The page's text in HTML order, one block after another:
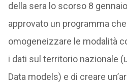
della sera lo scorso 8
approvato un programma
omogeneizzare le modalità
i dati sul territorio nazionale
Data models) e di creare